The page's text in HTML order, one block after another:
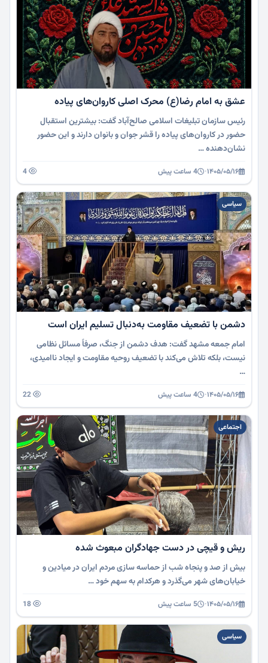
عشق به امام رضا(ع) محرک اصلی کاروان‌های پیاده
رئیس سازمان تبلیغات اسلامی صالح‌آباد گفت: بیشترین استقبال
حضور در کاروان‌های پیاده را قشر جوان و بانوان دارند و این حضور
نشان‌دهنده …
۱۴۰۵/۰۵/۱۶· 4 ساعت پیش
سیاسی
دشمن با تضعیف مقاومت به‌دنبال تسلیم ایران است
امام جمعه مشهد گفت: هدف دشمن از جنگ، صرفاً مسائل نظامی
نیست، بلکه تلاش می‌کند با تضعیف روحیه مقاومت و ایجاد ناامیدی،
…
۱۴۰۵/۰۵/۱۶· 4 ساعت پیش
اجتماعی
ریش و قیچی در دست جهادگران مبعوث شده
بیش از صد و پنجاه شب از حماسه سازی مردم ایران در میادین و
خیابان‌های شهر می‌گذرد و هرکدام به سهم خود …
۱۴۰۵/۰۵/۱۶· 5 ساعت پیش
سیاسی